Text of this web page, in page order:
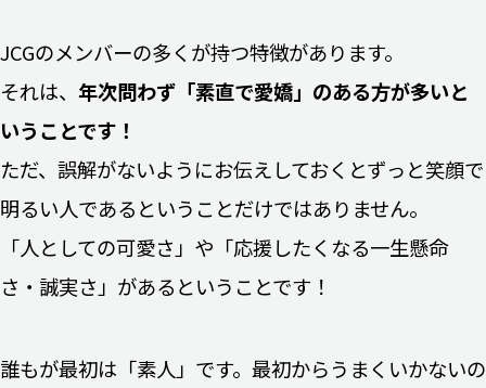
JCGのメンバーの多くが持つ特徴があります。
それは、 年次問わず「素直で愛嬌」のある方が多いと
いうことです！
ただ、誤解がないようにお伝えしておくとずっと笑顔で
明るい人であるということだけではありません。
「人としての可愛さ」や「応援したくなる一生懸命
さ・誠実さ」があるということです！
誰もが最初は「素人」です。最初からうまくいかないの